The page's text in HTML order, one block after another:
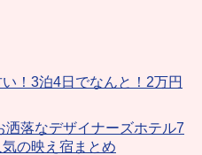
！3泊4日でなんと！2万円
洒落なデザイナーズホテル7
の映え宿まとめ